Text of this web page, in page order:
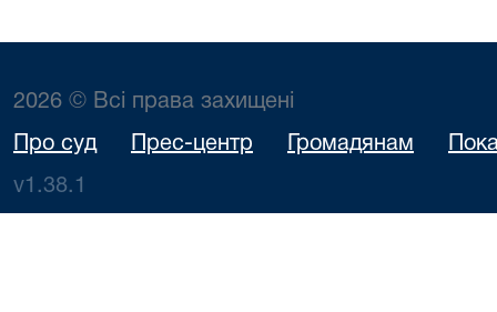
2026 © Всі права захищені
Про суд Прес-центр Громадянам
v1.38.1